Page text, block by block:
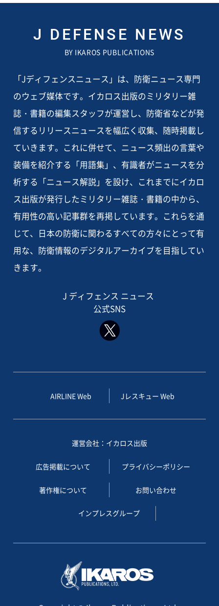
J DEFENSE NEWS
BY IKAROS PUBLICATIONS
「Jディフェンスニュース」は、防衛ニュース専門
のウェブ媒体です。イカロス出版のミリタリー雑
誌・書籍の編集スタッフが運営し、防衛省などが発
信するリリースニュースを幅広く収集、随時掲載し
ていきます。これに併せて、ニュース頻出の言葉や
装備を紹介する「用語集」、有識者がニュースを分
析する「ニュース解説」を設け、これまでにイカロ
ス出版が発行したミリタリー雑誌・書籍の中から、
有用性の高い記事群を再掲しています。これらを通
じて、日本の防衛に関わるすべての方々にとって有
用な、防衛情報のデジタルアーカイブを目指してい
きます。
J ディフェンス ニュース
公式SNS
AIRLINE Web Jレスキュー Web
運営会社：イカロス出版
広告掲載について プライバシーポリシー
著作権について お問い合わせ
インプレスグループ